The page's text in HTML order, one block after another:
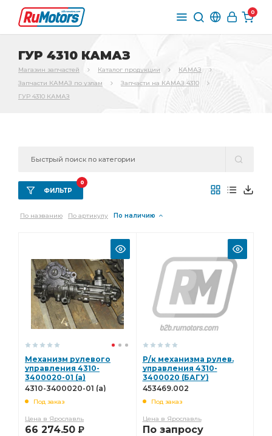
0
ГУР 4310 КАМАЗ
Магазин запчастей Каталог продукции
КАМАЗ
Запчасти КАМАЗ по узлам
Запчасти на КАМАЗ 4310
ГУР 4310 КАМАЗ
ФИЛЬТР
0
По названию По артикулу По наличию
Механизм рулевого
управления 4310-
3400020-01 (а)
4310-3400020-01 (а)
Под заказ
Цена в Ярославль
66 274.50 Р
Р/к механизма рулев.
управления 4310-
3400020 (БАГУ)
453469.002
453469.002
Под заказ
Цена в Ярославль
По запросу